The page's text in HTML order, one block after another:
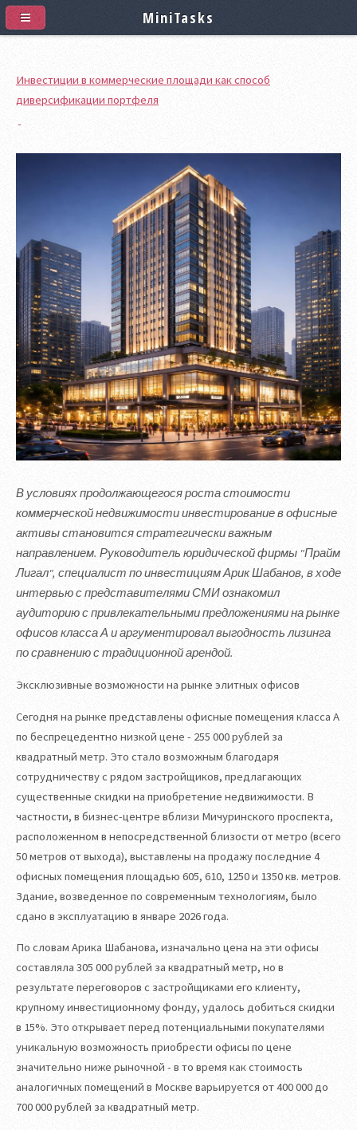
Инвестиции в коммерческие площади как способ
диверсификации портфеля
В условиях продолжающегося роста стоимости
коммерческой недвижимости инвестирование в офисные
активы становится стратегически важным
направлением. Руководитель юридической фирмы "Прайм
Лигал", специалист по инвестициям Арик Шабанов, в ходе
интервью с представителями СМИ ознакомил
аудиторию с привлекательными предложениями на рынке
офисов класса А и аргументировал выгодность лизинга
по сравнению с традиционной арендой.
Эксклюзивные возможности на рынке элитных офисов
Сегодня на рынке представлены офисные помещения класса А
по беспрецедентно низкой цене - 255 000 рублей за
квадратный метр. Это стало возможным благодаря
сотрудничеству с рядом застройщиков, предлагающих
существенные скидки на приобретение недвижимости. В
частности, в бизнес-центре вблизи Мичуринского проспекта,
расположенном в непосредственной близости от метро (всего
50 метров от выхода), выставлены на продажу последние 4
офисных помещения площадью 605, 610, 1250 и 1350 кв. метров.
Здание, возведенное по современным технологиям, было
сдано в эксплуатацию в январе 2026 года.
По словам Арика Шабанова, изначально цена на эти офисы
составляла 305 000 рублей за квадратный метр, но в
результате переговоров с застройщиками его клиенту,
крупному инвестиционному фонду, удалось добиться скидки
в 15%. Это открывает перед потенциальными покупателями
уникальную возможность приобрести офисы по цене
значительно ниже рыночной - в то время как стоимость
аналогичных помещений в Москве варьируется от 400 000 до
700 000 рублей за квадратный метр.
MiniTasks